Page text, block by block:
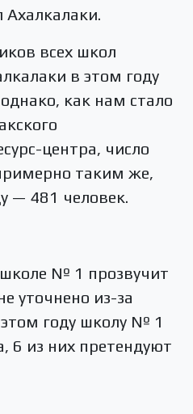
всех школ
в этом году
как нам стало
центра, число
таким же,
— 481 человек.
№ 1 прозвучит
уточнено из-за
году школу № 1
6 из них претендуют